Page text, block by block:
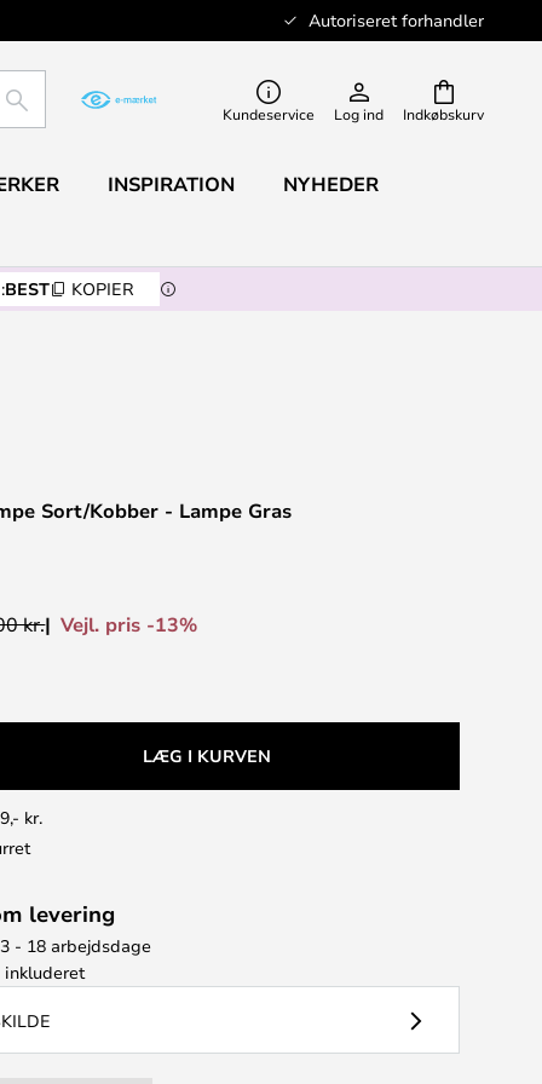
Autoriseret forhandler
Indkøbskurv
SØG Kundeservice Log ind
INSPIRATION NYHEDER
BEST KOPIER
Sort/Kobber - Lampe Gras
kr. Vejl. pris -13%
LÆG I KURVEN
kr.
levering
- 18 arbejdsdage
inkluderet